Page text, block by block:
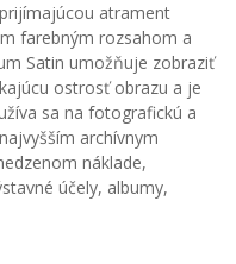
atrament
farebným rozsahom a
Satin umožňuje zobraziť
ostrosť obrazu a je
sa na fotografickú a
archívnym
náklade,
účely, albumy,